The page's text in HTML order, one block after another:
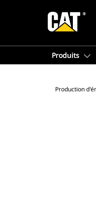
Produits
Production